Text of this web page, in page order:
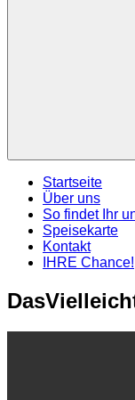
Startseite
Über uns
So findet Ihr
Speisekarte
Kontakt
IHRE Chance!